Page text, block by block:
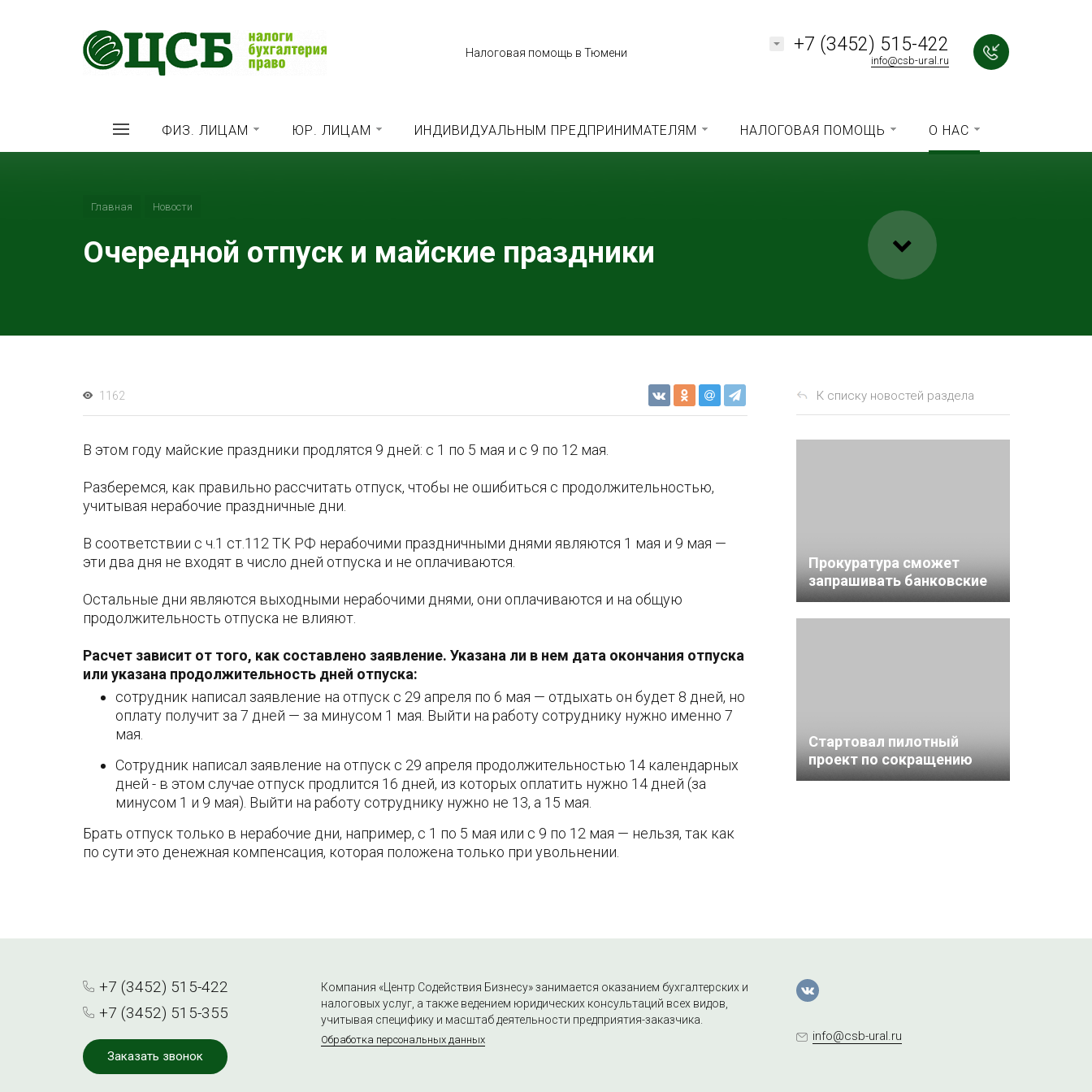
Налоговая помощь в Тюмени +7 (3452) 515-422
info@csb-ural.ru
ФИЗ. ЛИЦАМ ЮР. ЛИЦАМ ИНДИВИДУАЛЬНЫМ ПРЕДПРИНИМАТЕЛЯМ НАЛОГОВАЯ ПОМОЩЬ О НАС
Главная Новости
Очередной отпуск и майские праздники
К списку новостей раздела
Прокуратура сможет
запрашивать банковские
выписки юр. и физ. лиц во
внесудебном порядке
Стартовал пилотный
проект по сокращению
камеральных проверок по
1162
В этом году майские праздники продлятся 9 дней: с 1 по 5 мая и с 9 по 12 мая.
Разберемся, как правильно рассчитать отпуск, чтобы не ошибиться с продолжительностью,
учитывая нерабочие праздничные дни.
В соответствии с ч.1 ст.112 ТК РФ нерабочими праздничными днями являются 1 мая и 9 мая —
эти два дня не входят в число дней отпуска и не оплачиваются.
Остальные дни являются выходными нерабочими днями, они оплачиваются и на общую
продолжительность отпуска не влияют.
Расчет зависит от того, как составлено заявление. Указана ли в нем дата окончания отпуска
или указана продолжительность дней отпуска:
сотрудник написал заявление на отпуск с 29 апреля по 6 мая — отдыхать он будет 8 дней, но
оплату получит за 7 дней — за минусом 1 мая. Выйти на работу сотруднику нужно именно 7
мая.
Сотрудник написал заявление на отпуск с 29 апреля продолжительностью 14 календарных
дней - в этом случае отпуск продлится 16 дней, из которых оплатить нужно 14 дней (за
минусом 1 и 9 мая). Выйти на работу сотруднику нужно не 13, а 15 мая.
Брать отпуск только в нерабочие дни, например, с 1 по 5 мая или с 9 по 12 мая — нельзя, так как
по сути это денежная компенсация, которая положена только при увольнении.
+7 (3452) 515-422
+7 (3452) 515-355
Заказать звонок
Компания «Центр Содействия Бизнесу» занимается оказанием бухгалтерских и
налоговых услуг, а также ведением юридических консультаций всех видов,
учитывая специфику и масштаб деятельности предприятия-заказчика.
Обработка персональных данных info@csb-ural.ru